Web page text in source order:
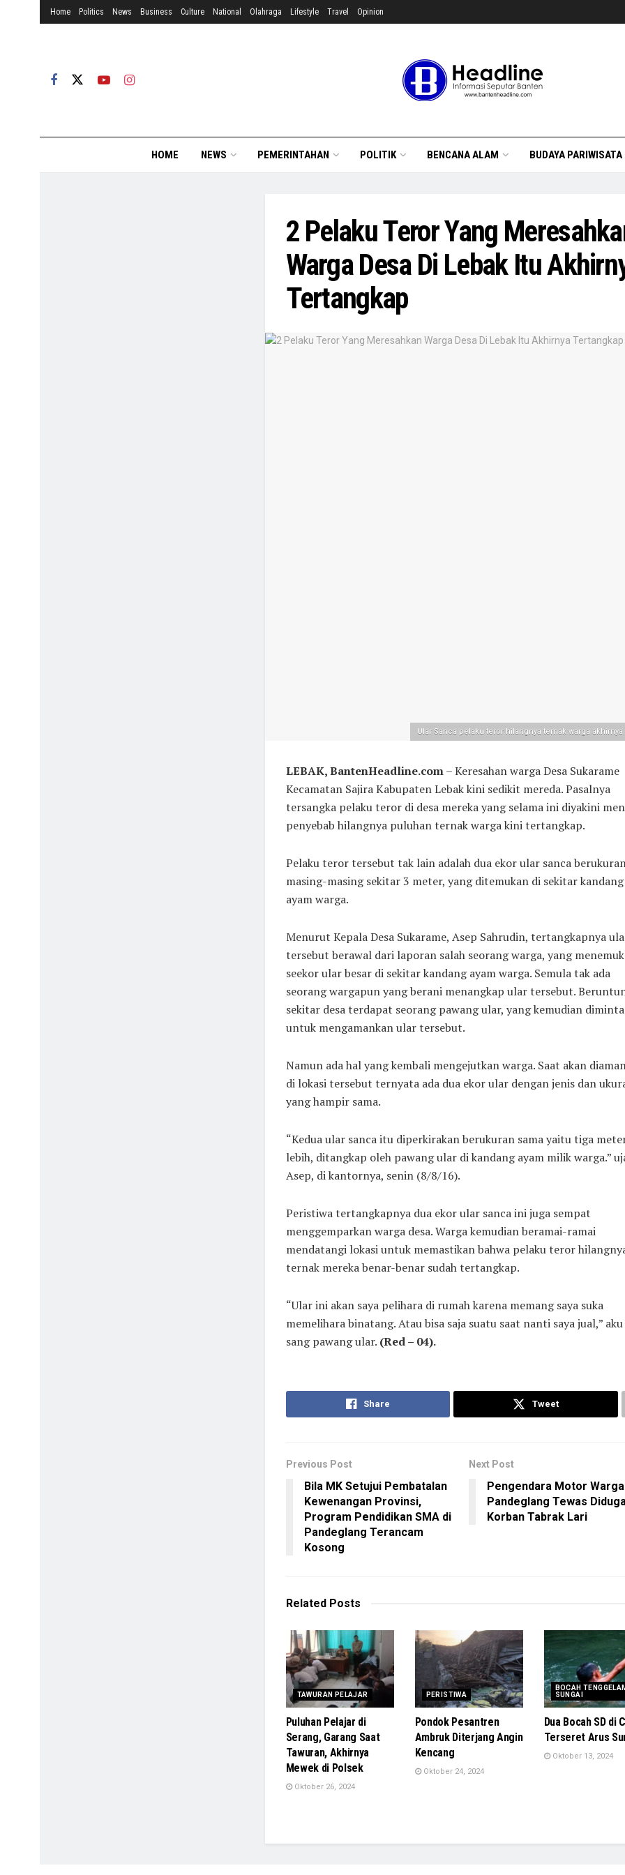
Home Politics News Business Culture National Olahraga Lifestyle Travel Opinion
HOME NEWS PEMERINTAHAN POLITIK BENCANA ALAM BUDAYA PARIWISATA
2 Pelaku Teror Yang
Warga Desa Di Lebak Itu
Tertangkap
Ular Sanca pelaku teror hilangnya ternak warga akhirnya
LEBAK, BantenHeadline.com– Keresahan warga Desa Sukarame
Kecamatan Sajira Kabupaten Lebak kini sedikit mereda. Pasalnya
tersangka pelaku teror di desa mereka yang selama ini diyakini
penyebab hilangnya puluhan ternak warga kini tertangkap.
Pelaku teror tersebut tak lain adalah dua ekor ular sanca
masing-masing sekitar 3 meter, yang ditemukan di sekitar kandang
ayam warga.
Menurut Kepala Desa Sukarame, Asep Sahrudin, tertangkapnya
tersebut berawal dari laporan salah seorang warga, yang
seekor ular besar di sekitar kandang ayam warga. Semula tak ada
seorang wargapun yang berani menangkap ular tersebut.
sekitar desa terdapat seorang pawang ular, yang kemudian diminta
untuk mengamankan ular tersebut.
Namun ada hal yang kembali mengejutkan warga. Saat akan
di lokasi tersebut ternyata ada dua ekor ular dengan jenis dan
yang hampir sama.
“Kedua ular sanca itu diperkirakan berukuran sama yaitu tiga
lebih, ditangkap oleh pawang ular di kandang ayam milik warga.”
Asep, di kantornya, senin (8/8/16).
Peristiwa tertangkapnya dua ekor ular sanca ini juga sempat
menggemparkan warga desa. Warga kemudian beramai-ramai
mendatangi lokasi untuk memastikan bahwa pelaku teror
ternak mereka benar-benar sudah tertangkap.
“Ular ini akan saya pelihara di rumah karena memang saya suka
memelihara binatang. Atau bisa saja suatu saat nanti saya jual,”
sang pawang ular. (Red – 04).
Share Tweet
Previous Post
Bila MK Setujui Pembatalan
Kewenangan Provinsi,
Program Pendidikan SMA di
Pandeglang Terancam
Kosong
Next Post
Pengendara Motor Warga
Pandeglang Tewas
Korban Tabrak Lari
RelatedPosts
TAWURAN PELAJAR
Puluhan Pelajar di
Serang, Garang Saat
Tawuran, Akhirnya
Mewek di Polsek
Oktober 26, 2024
PERISTIWA
Pondok Pesantren
Ambruk Diterjang Angin
Kencang
Oktober 24, 2024
BOCAH
SUNGAI
Dua Bocah SD di
Terseret Arus
Oktober 13, 2024